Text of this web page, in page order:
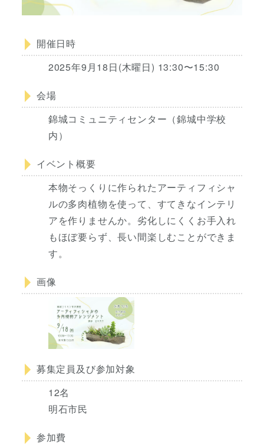
開催日時
2025年9月18日(木曜日) 13:30〜15:30
会場
錦城コミュニティセンター（錦城中学校
内）
イベント概要
本物そっくりに作られたアーティフィシャ
ルの多肉植物を使って、すてきなインテリ
アを作りませんか。劣化しにくくお手入れ
もほぼ要らず、長い間楽しむことができま
す。
画像
募集定員及び参加対象
12名
明石市民
参加費